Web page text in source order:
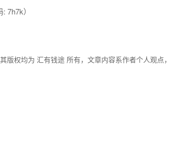
: 7h7k）
版权均为 汇有钱途 所有，文章内容系作者个人观点